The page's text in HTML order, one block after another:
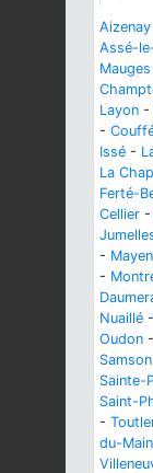
Aizenay
Assé-
Mauges
Layon -
-
Issé -
La
Ferté-
Cellier -
-
-
Nuaillé -
Oudon -
Samson
Sainte-
Saint-
-
du-